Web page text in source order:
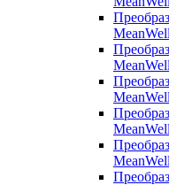
MeanWell
MeanWell
MeanWell
MeanWell
MeanWell